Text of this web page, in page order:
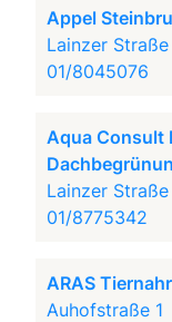
Appel
Lainzer Straße
01/8045076
Aqua Consult
Lainzer
01/8775342
ARAS
Auhofstraße 1